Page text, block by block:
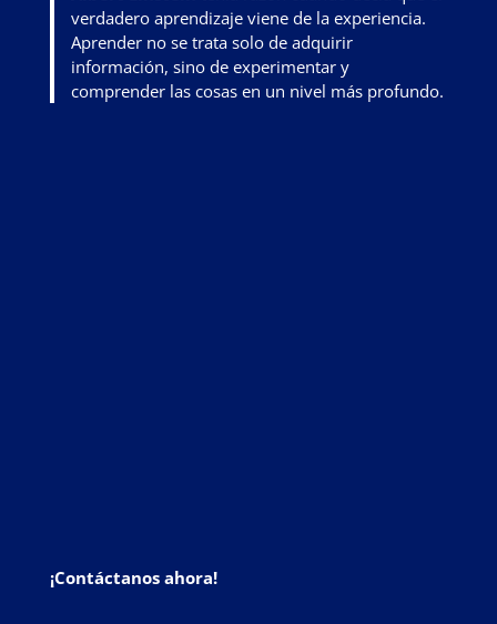
verdadero aprendizaje viene de la experiencia.
Aprender no se trata solo de adquirir
información, sino de experimentar y
comprender las cosas en un nivel más profundo.
¡Contáctanos ahora!